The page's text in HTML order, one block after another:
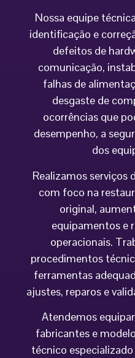
Nossa equipe
identificação e
defeitos de
comunicação,
falhas de
desgaste de
ocorrências que
desempenho, a
dos
Realizamos serviços
com foco na
original,
equipamentos e
operacionais.
procedimentos
ferramentas
ajustes, reparos e
Atendemos
fabricantes e
técnico